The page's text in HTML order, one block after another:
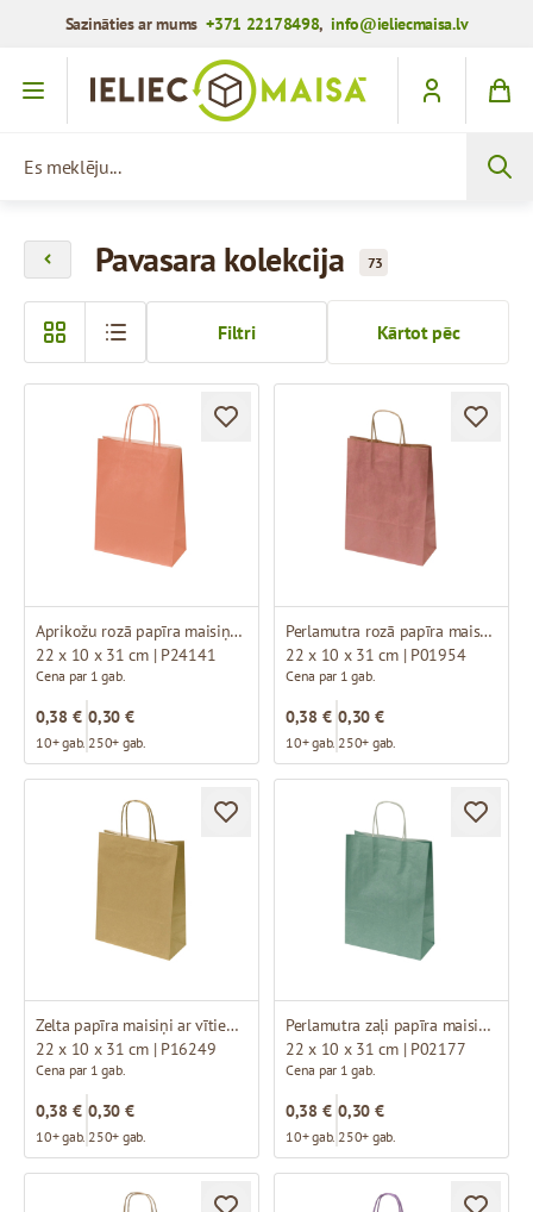
Sazināties ar mums+371 22178498,info@ieliecmaisa.lv
Iet uz saturu
Pavasara kolekcija 73
Kārtot pēc
Filtri
Aprikožu rozā papīra maisiņi ar vītiem rokturiem
22 x 10 x 31 cm | P24141
Cena par 1 gab.
0,38 €
10+ gab.
0,30 €
250+ gab.
Perlamutra rozā papīra maisiņi ar brūniem vītiem rokturiem
22 x 10 x 31 cm | P01954
Cena par 1 gab.
0,38 €
10+ gab.
0,30 €
250+ gab.
Zelta papīra maisiņi ar vītiem rokturiem
22 x 10 x 31 cm | P16249
Cena par 1 gab.
0,38 €
10+ gab.
0,30 €
250+ gab.
Perlamutra zaļi papīra maisiņi ar baltiem vītiem rokturiem
22 x 10 x 31 cm | P02177
Cena par 1 gab.
0,38 €
10+ gab.
0,30 €
250+ gab.